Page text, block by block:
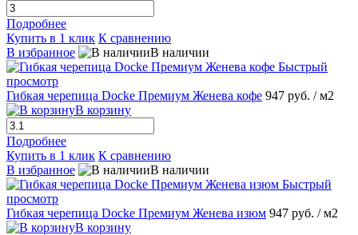
Подробнее
Купить в 1 клик К сравнению
В избранное
В наличии
Быстрый
просмотр
Гибкая черепица Docke Премиум Женева кофе 947 руб. / м2
В корзину
Подробнее
Купить в 1 клик К сравнению
В избранное
В наличии
Быстрый
просмотр
Гибкая черепица Docke Премиум Женева изюм 947 руб. / м2
В корзину